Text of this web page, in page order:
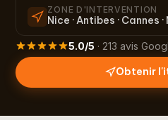
ZONE D'INTERVENTION
Nice · Antibes · Cannes
5.0/5 · 213 avis
Obtenir